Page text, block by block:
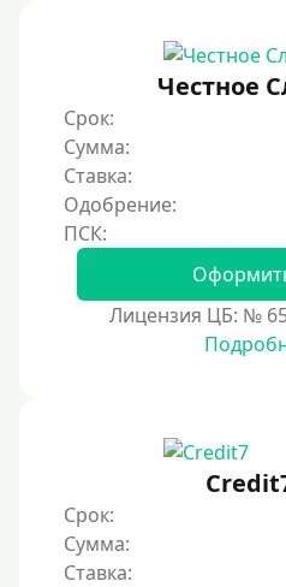
Честное
Срок:
Сумма:
Ставка:
Одобрение:
Лицензия ЦБ: №
Срок:
Сумма:
Ставка: